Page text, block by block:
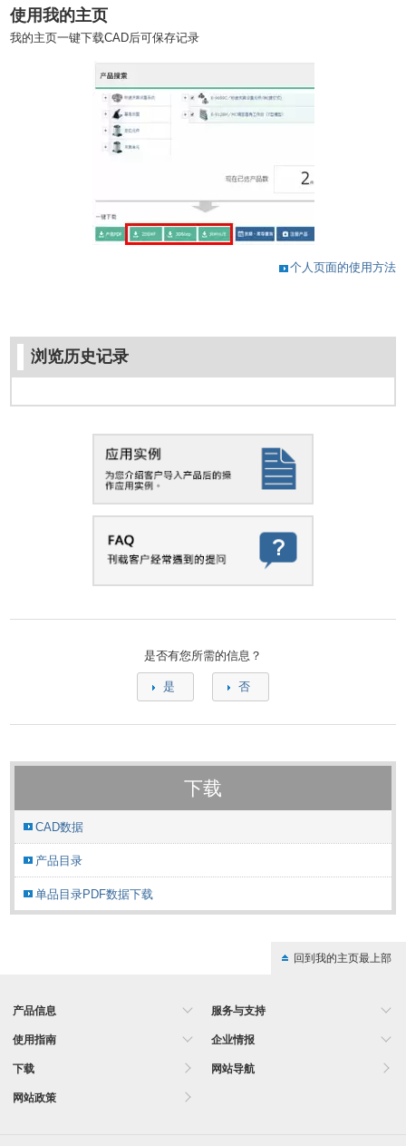
使用我的主页
我的主页一键下载CAD后可保存记录
个人页面的使用方法
浏览历史记录
是否有您所需的信息？
是 否
下载
CAD数据
产品目录
单品目录PDF数据下载
回到我的主页最上部
产品信息 服务与支持
使用指南 企业情报
下载 网站导航
网站政策